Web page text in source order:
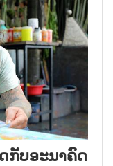
ກັບອະນາຄົດ